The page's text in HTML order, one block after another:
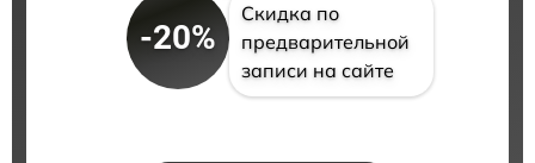
-20%
Скидка по
предварительной
записи на сайте